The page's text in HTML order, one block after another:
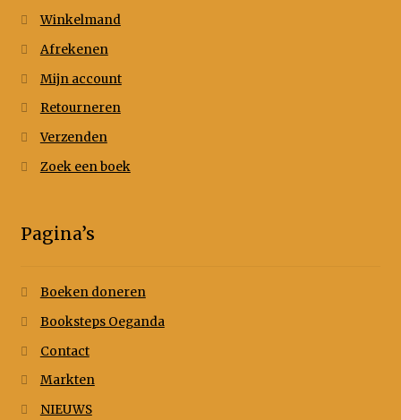
Winkelmand
Afrekenen
Mijn account
Retourneren
Verzenden
Zoek een boek
Pagina’s
Boeken doneren
Booksteps Oeganda
Contact
Markten
NIEUWS